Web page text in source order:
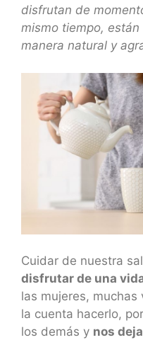
disfrutan de
mismo tiempo,
manera natural y
Cuidar de nuestra
disfrutar de una
las mujeres,
la cuenta hacerlo,
los demás y nos